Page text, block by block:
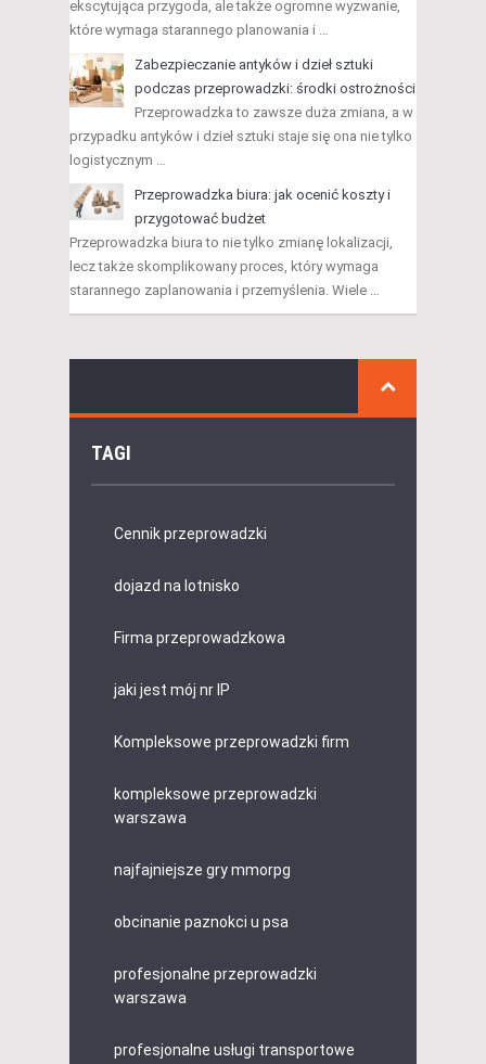
ekscytująca przygoda, ale także ogromne wyzwanie,
które wymaga starannego planowania i …
Zabezpieczanie antyków i dzieł sztuki
podczas przeprowadzki: środki ostrożności
Przeprowadzka to zawsze duża zmiana, a w
przypadku antyków i dzieł sztuki staje się ona nie tylko
logistycznym …
Przeprowadzka biura: jak ocenić koszty i
przygotować budżet
Przeprowadzka biura to nie tylko zmianę lokalizacji,
lecz także skomplikowany proces, który wymaga
starannego zaplanowania i przemyślenia. Wiele …
TAGI
Cennik przeprowadzki
dojazd na lotnisko
Firma przeprowadzkowa
jaki jest mój nr IP
Kompleksowe przeprowadzki firm
kompleksowe przeprowadzki
warszawa
najfajniejsze gry mmorpg
obcinanie paznokci u psa
profesjonalne przeprowadzki
warszawa
profesjonalne usługi transportowe